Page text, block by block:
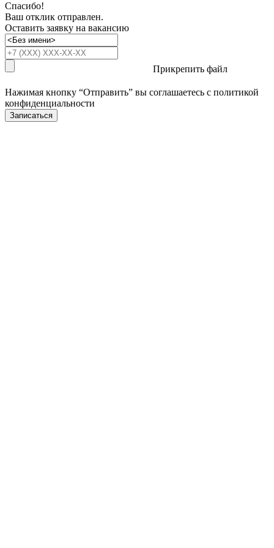
Спасибо!
Ваш отклик отправлен.
Оставить заявку на вакансию
Прикрепить файл
Нажимая кнопку “Отправить” вы соглашаетесь с политикой
конфиденциальности
Записаться